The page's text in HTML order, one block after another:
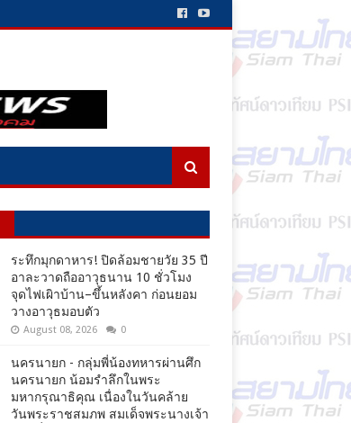
ระทึกมุกดาหาร! ปิดล้อมชายวัย 35 ปี
อาละวาดถืออาวุธนาน 10 ชั่วโมง
จุดไฟเผิาบ้าน–ขึ้นหลังคา ก่อนยอม
วางอาวุธมอบตัว
August 08, 2026 0
นครนายก - กลุ่มพี่น้องทหารผ่านศึก
นครนายก น้อมรำลึกในพระ
มหากรุณาธิคุณ เนื่องในวันคล้าย
วันพระราชสมภพ สมเด็จพระนางเจ้า